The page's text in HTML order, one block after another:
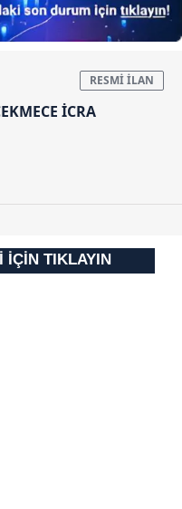
İCRA
İÇİN TIKLAYIN